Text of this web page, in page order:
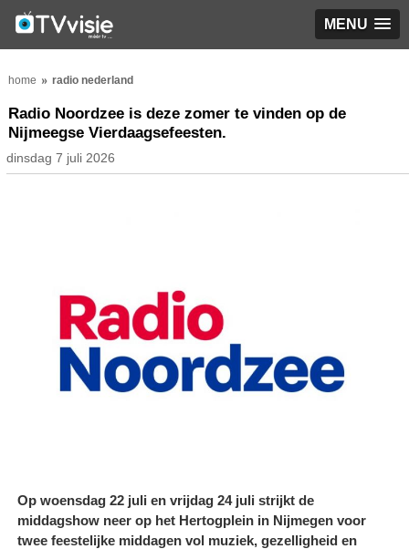
MENU
home radio nederland
Radio Noordzee is deze zomer te vinden op de
Nijmeegse Vierdaagsefeesten.
dinsdag 7 juli 2026
Op woensdag 22 juli en vrijdag 24 juli strijkt de
middagshow neer op het Hertogplein in Nijmegen voor
twee feestelijke middagen vol muziek, gezelligheid en